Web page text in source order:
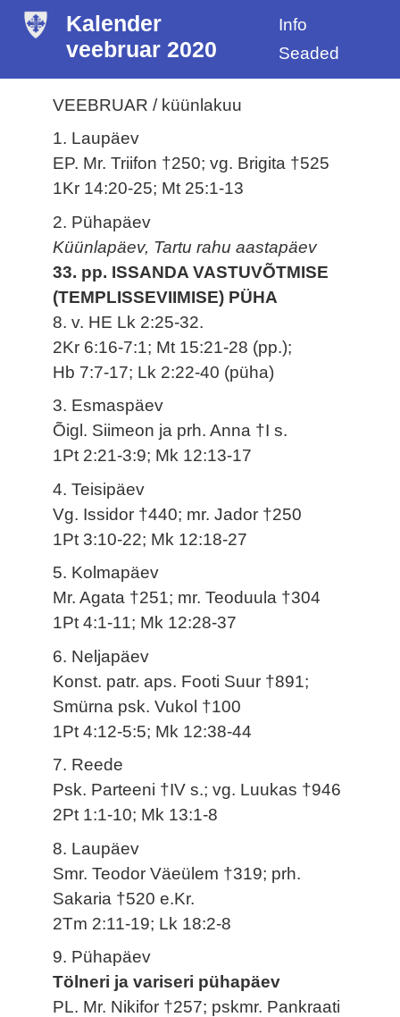
Kalender
veebruar 2020
Info
Seaded
VEEBRUAR / küünlakuu
1. Laupäev
EP. Mr. Triifon †250; vg. Brigita †525
1Kr 14:20-25; Mt 25:1-13
2. Pühapäev
Küünlapäev, Tartu rahu aastapäev
33. pp. ISSANDA VASTUVÕTMISE
(TEMPLISSEVIIMISE) PÜHA
8. v. HE Lk 2:25-32.
2Kr 6:16-7:1; Mt 15:21-28 (pp.);
Hb 7:7-17; Lk 2:22-40 (püha)
3. Esmaspäev
Õigl. Siimeon ja prh. Anna †I s.
1Pt 2:21-3:9; Mk 12:13-17
4. Teisipäev
Vg. Issidor †440; mr. Jador †250
1Pt 3:10-22; Mk 12:18-27
5. Kolmapäev
Mr. Agata †251; mr. Teoduula †304
1Pt 4:1-11; Mk 12:28-37
6. Neljapäev
Konst. patr. aps. Footi Suur †891;
Smürna psk. Vukol †100
1Pt 4:12-5:5; Mk 12:38-44
7. Reede
Psk. Parteeni †IV s.; vg. Luukas †946
2Pt 1:1-10; Mk 13:1-8
8. Laupäev
Smr. Teodor Väeülem †319; prh.
Sakaria †520 e.Kr.
2Tm 2:11-19; Lk 18:2-8
9. Pühapäev
Tölneri ja variseri pühapäev
PL. Mr. Nikifor †257; pskmr. Pankraati